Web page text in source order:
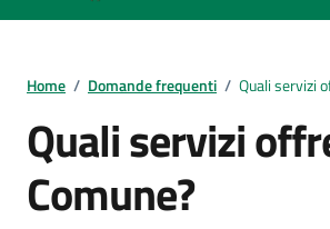
Home / Domande frequenti / Quali servizi
Quali servizi
Comune?